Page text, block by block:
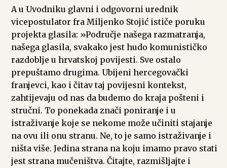
A u Uvodniku glavni i odgovorni urednik
vicepostulator fra Miljenko Stojić ističe poruku
projekta glasila: »Područje našega razmatranja,
našega glasila, svakako jest hudo komunističko
razdoblje u hrvatskoj povijesti. Sve ostalo
prepuštamo drugima. Ubijeni hercegovački
franjevci, kao i čitav taj povijesni kontekst,
zahtijevaju od nas da budemo do kraja pošteni i
stručni. To ponekada znači poniranje i u
istraživanje koje se nekome može učiniti stajanje
na ovu ili onu stranu. Ne, to je samo istraživanje i
ništa više. Jedina strana na koju imamo pravo stati
jest strana mučeništva. Čitajte, razmišljajte i